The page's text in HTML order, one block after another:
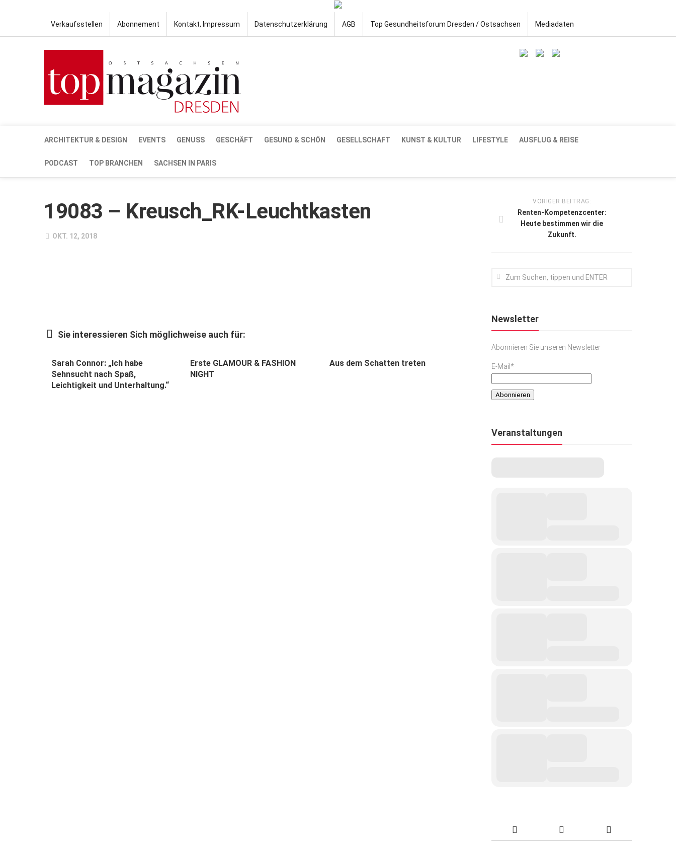
Verkaufsstellen Abonnement Kontakt, Impressum Datenschutzerklärung AGB Top Gesundheitsforum Dresden / Ostsachsen Mediadaten
ARCHITEKTUR & DESIGN EVENTS GENUSS GESCHÄFT GESUND & SCHÖN GESELLSCHAFT KUNST & KULTUR LIFESTYLE AUSFLUG & REISE
PODCAST TOP BRANCHEN SACHSEN IN PARIS
19083 – Kreusch_RK-Leuchtkasten
OKT. 12, 2018
Sie interessieren Sich möglichweise auch für:
Sarah Connor: „Ich habe
Sehnsucht nach Spaß,
Leichtigkeit und Unterhaltung.“
Erste GLAMOUR & FASHION
NIGHT
Aus dem Schatten treten
VORIGER BEITRAG:
Renten-Kompetenzcenter:
Heute bestimmen wir die
Zukunft.
Newsletter
Abonnieren Sie unseren Newsletter
E-Mail*
Veranstaltungen